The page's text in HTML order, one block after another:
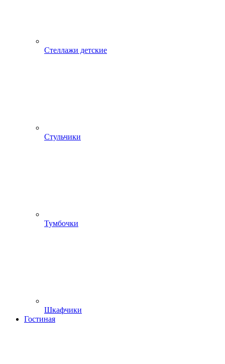
Стеллажи детские
Стульчики
Тумбочки
Шкафчики
Гостиная